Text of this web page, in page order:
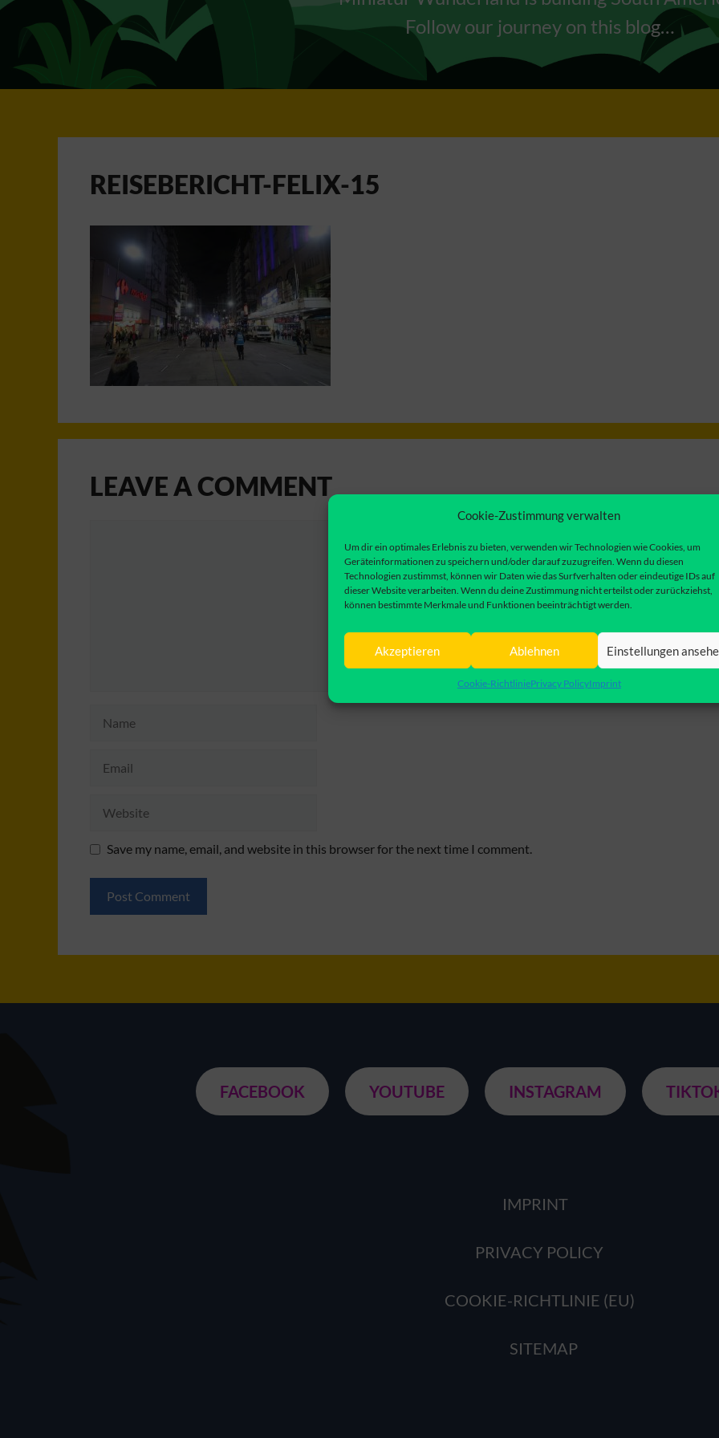
Cookie-Zustimmung verwalten
Um dir ein optimales Erlebnis zu bieten, verwenden wir Technologien wie Cookies, um
Geräteinformationen zu speichern und/oder darauf zuzugreifen. Wenn du diesen
Technologien zustimmst, können wir Daten wie das Surfverhalten oder eindeutige IDs auf
dieser Website verarbeiten. Wenn du deine Zustimmung nicht erteilst oder zurückziehst,
können bestimmte Merkmale und Funktionen beeinträchtigt werden.
Akzeptieren Ablehnen Einstellungen
Cookie-RichtliniePrivacy PolicyImprint
Follow our journey on this blog…
REISEBERICHT-FELIX-15
LEAVE A COMMENT
Save my name, email, and website in this browser for the next time I comment.
FACEBOOK YOUTUBE INSTAGRAM
IMPRINT
PRIVACY POLICY
COOKIE-RICHTLINIE (EU)
SITEMAP